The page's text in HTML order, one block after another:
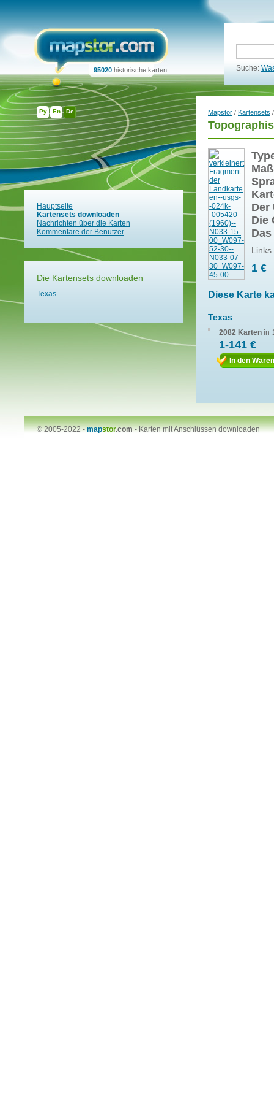
Ру En De
95020 historische karten Suche:
Hauptseite
Kartensets downloaden
Nachrichten über die Karten
Kommentare der Benutzer
Die Kartensets downloaden
Texas
Mapstor / Kartensets
Der
Die
1 €
Diese Karte
Texas
2082 Karten in
1-141 €
In den
© 2005-2022 -mapstor.com-Karten mit Anschlüssen downloaden